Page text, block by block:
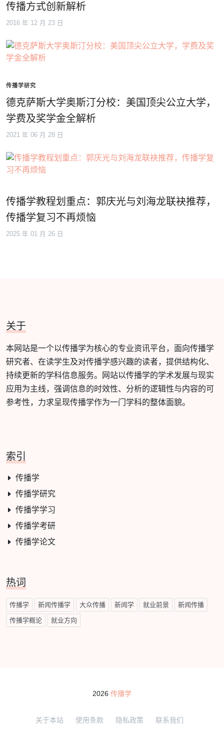
传播方式创新解析
2016 年 12 月 23 日
传播学研究
德克萨斯大学奥斯汀分校：美国顶尖公立大学，
学费及奖学金全解析
2021 年 06 月 28 日
传播学教程划重点：郭庆光与刘海龙联袂推荐，
传播学复习不再烦恼
2025 年 01 月 26 日
关于
本网站是一个以传播学为核心的专业资讯平台，面向传播学
研究者、在读学生及对传播学感兴趣的读者，提供结构化、
持续更新的学科信息服务。网站以传播学的学术发展与现实
应用为主线，强调信息的时效性、分析的逻辑性与内容的可
参考性，力求呈现传播学作为一门学科的整体面貌。
索引
传播学
传播学研究
传播学学习
传播学考研
传播学论文
热词
传播学 新闻传播学 大众传播 新闻学 就业前景 新闻传播
传播学概论 就业方向
2026 传播学
关于本站 使用条款 隐私政策 联系我们